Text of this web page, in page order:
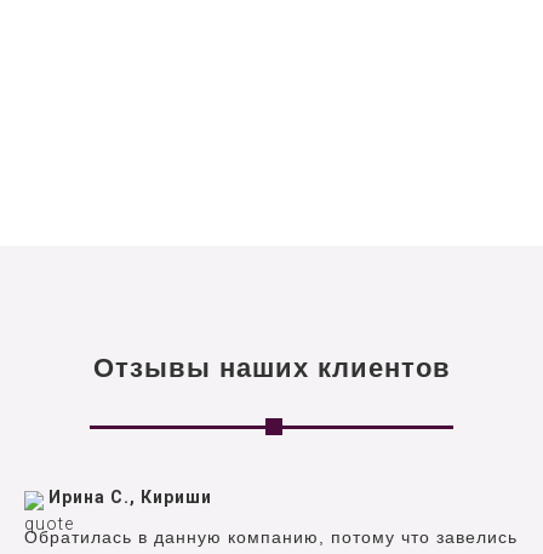
Отзывы наших клиентов
Ирина С., Кириши
Обратилась в данную компанию, потому что завелись